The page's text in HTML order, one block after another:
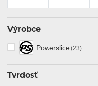
Výrobce
Powerslide(23)
Tvrdosť